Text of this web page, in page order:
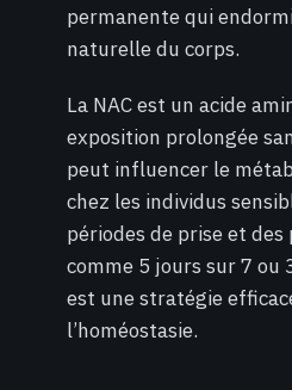
permanente qui
naturelle du corps.
La NAC est un acide
exposition prolongée
peut influencer le
chez les individus
périodes de prise et des
comme 5 jours sur 7 ou
est une stratégie
l’homéostasie.